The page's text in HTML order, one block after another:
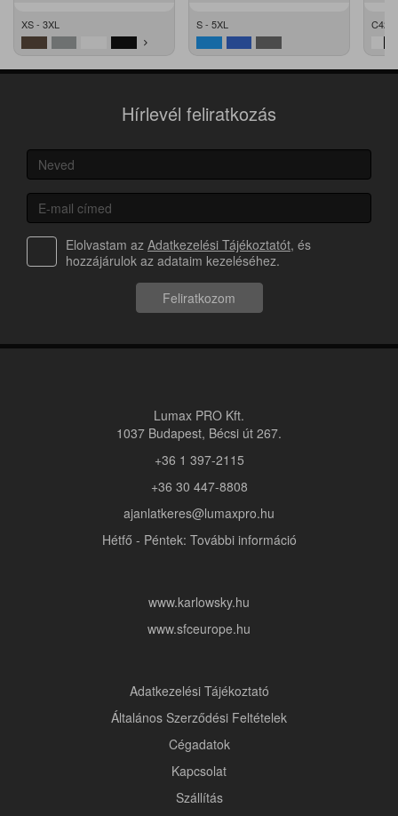
XS - 3XL S - 5XL C42 -
Hírlevél feliratkozás
Elolvastam az Adatkezelési Tájékoztatót, és
hozzájárulok az adataim kezeléséhez.
Feliratkozom
Lumax PRO Kft.
1037 Budapest, Bécsi út 267.
+36 1 397-2115
+36 30 447-8808
ajanlatkeres@lumaxpro.hu
Hétfő - Péntek: További információ
www.karlowsky.hu
www.sfceurope.hu
Adatkezelési Tájékoztató
Általános Szerződési Feltételek
Cégadatok
Kapcsolat
Szállítás